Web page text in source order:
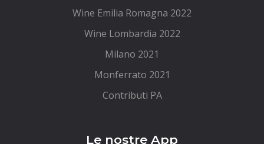
Wine Emilia Romagna 2022
Wine Lombardia 2022
Milano 2021
Monferrato 2021
Contributi PA
Le nostre App